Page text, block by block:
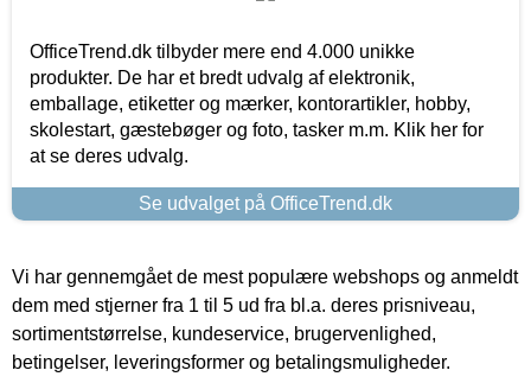
OfficeTrend.dk tilbyder mere end 4.000 unikke
produkter. De har et bredt udvalg af elektronik,
emballage, etiketter og mærker, kontorartikler, hobby,
skolestart, gæstebøger og foto, tasker m.m. Klik her for
at se deres udvalg.
Se udvalget på OfficeTrend.dk
Vi har gennemgået de mest populære webshops og anmeldt
dem med stjerner fra 1 til 5 ud fra bl.a. deres prisniveau,
sortimentstørrelse, kundeservice, brugervenlighed,
betingelser, leveringsformer og betalingsmuligheder.